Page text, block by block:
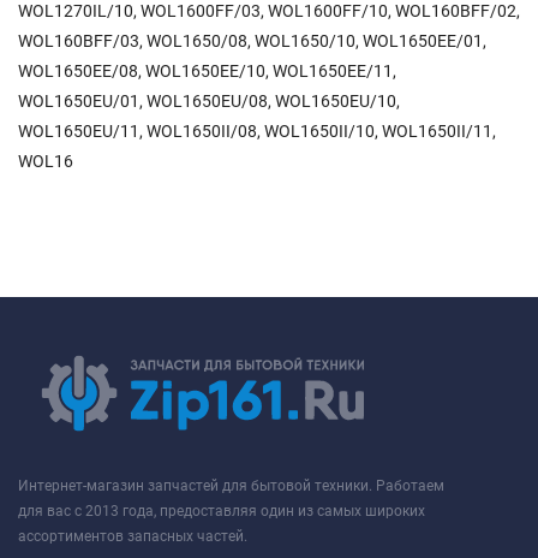
WOL1270IL/10, WOL1600FF/03, WOL1600FF/10, WOL160BFF/02,
WOL160BFF/03, WOL1650/08, WOL1650/10, WOL1650EE/01,
WOL1650EE/08, WOL1650EE/10, WOL1650EE/11,
WOL1650EU/01, WOL1650EU/08, WOL1650EU/10,
WOL1650EU/11, WOL1650II/08, WOL1650II/10, WOL1650II/11,
WOL16
Интернет-магазин запчастей для бытовой техники. Работаем
для вас с 2013 года, предоставляя один из самых широких
ассортиментов запасных частей.